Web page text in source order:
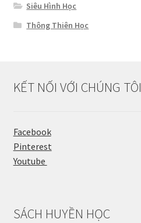
Siêu Hình Học
Thông Thiên Học
KẾT NỐI VỚI CHÚNG TÔI
Facebook
Pinterest
Youtube
SÁCH HUYỀN HỌC